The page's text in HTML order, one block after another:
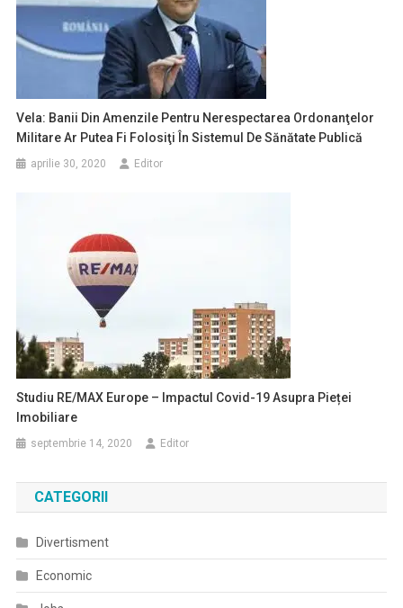
Vela: Banii Din Amenzile Pentru Nerespectarea Ordonanţelor
Militare Ar Putea Fi Folosiţi În Sistemul De Sănătate Publică
aprilie 30, 2020 Editor
Studiu RE/MAX Europe – Impactul Covid-19 Asupra Pieței
Imobiliare
septembrie 14, 2020 Editor
CATEGORII
Divertisment
Economic